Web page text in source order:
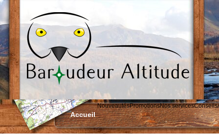
Accueil
NouveautésPromotionsNos servicesConseils